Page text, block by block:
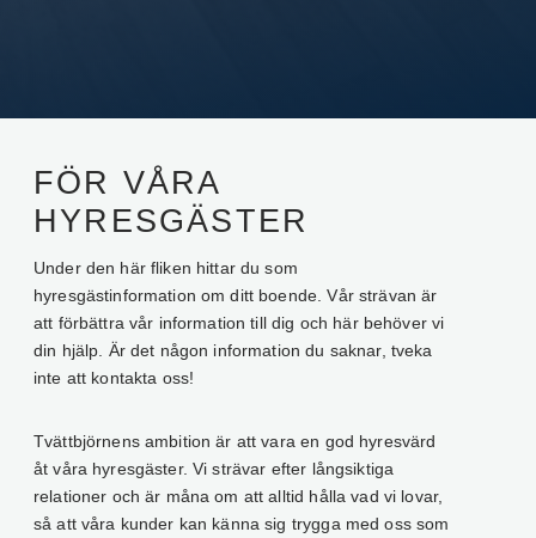
FÖR VÅRA
HYRESGÄSTER
Under den här fliken hittar du som
hyresgästinformation om ditt boende. Vår strävan är
att förbättra vår information till dig och här behöver vi
din hjälp. Är det någon information du saknar, tveka
inte att kontakta oss!
Tvättbjörnens ambition är att vara en god hyresvärd
åt våra hyresgäster. Vi strävar efter långsiktiga
relationer och är måna om att alltid hålla vad vi lovar,
så att våra kunder kan känna sig trygga med oss som